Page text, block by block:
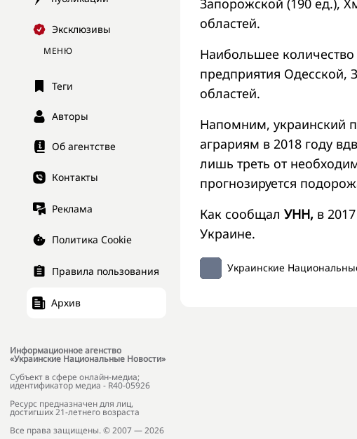
Эксклюзивы
МЕНЮ
Теги
Авторы
Об агентстве
Контакты
Реклама
Политика Cookie
Правила пользования
Архив
Информационное агенство
«Украинские Национальные Новости»
Субъект в сфере онлайн-медиа;
идентификатор медиа - R40-05926
Ресурс предназначен для лиц,
достигших 21-летнего возраста
Все права защищены. © 2007 — 2026
областей.
Наибольшее
предприятия Одесской,
областей.
Напомним, украинский
аграриям в 2018 году
лишь треть от
прогнозируется
Как сообщал УНН, в
Украине.
Украинские